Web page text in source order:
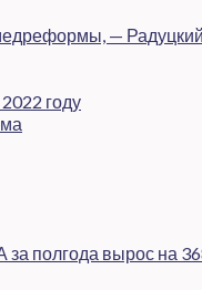
— Радуцкий
году
полгода вырос на